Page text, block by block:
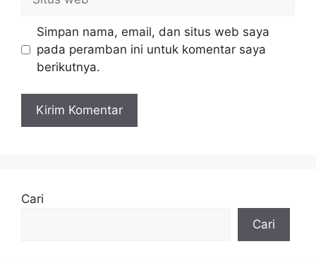
web
Simpan nama, email, dan situs web saya
pada peramban ini untuk komentar saya
berikutnya.
Cari
Cari